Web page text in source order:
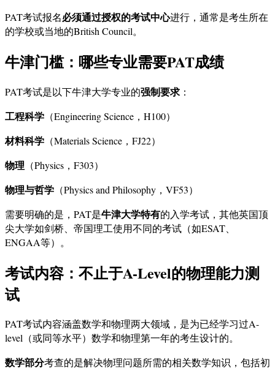
PAT考试报名必须通过授权的考试中心进行，通常是考生所在
的学校或当地的British Council。
牛津门槛：哪些专业需要PAT成绩
PAT考试是以下牛津大学专业的强制要求：
工程科学 （Engineering Science，H100）
材料科学 （Materials Science，FJ22）
物理 （Physics，F303）
物理与哲学 （Physics and Philosophy，VF53）
需要明确的是，PAT是牛津大学特有的入学考试，其他英国顶
尖大学如剑桥、帝国理工使用不同的考试（如ESAT、
ENGAA等）。
考试内容：不止于A-Level的物理能力测
试
PAT考试内容涵盖数学和物理两大领域，是为已经学习过A-
level（或同等水平）数学和物理第一年的考生设计的。
数学部分考查的是解决物理问题所需的相关数学知识，包括初